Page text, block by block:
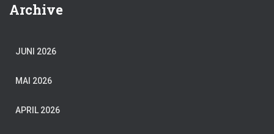
Archive
JUNI 2026
MAI 2026
APRIL 2026